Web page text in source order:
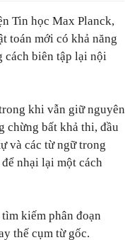
Tin học Max Planck,
toán mới có khả năng
cách biên tập lại nội
khi vẫn giữ nguyên
chừng bất khả thi, đầu
và các từ ngữ trong
nhại lại một cách
kiếm phân đoạn
thế cụm từ gốc.